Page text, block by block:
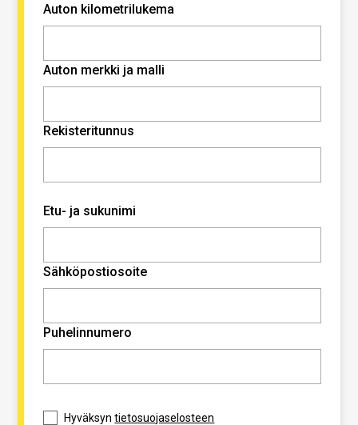
Auton kilometrilukema
Auton merkki ja malli
Rekisteritunnus
Etu- ja sukunimi
Sähköpostiosoite
Puhelinnumero
Hyväksyntietosuojaselosteen